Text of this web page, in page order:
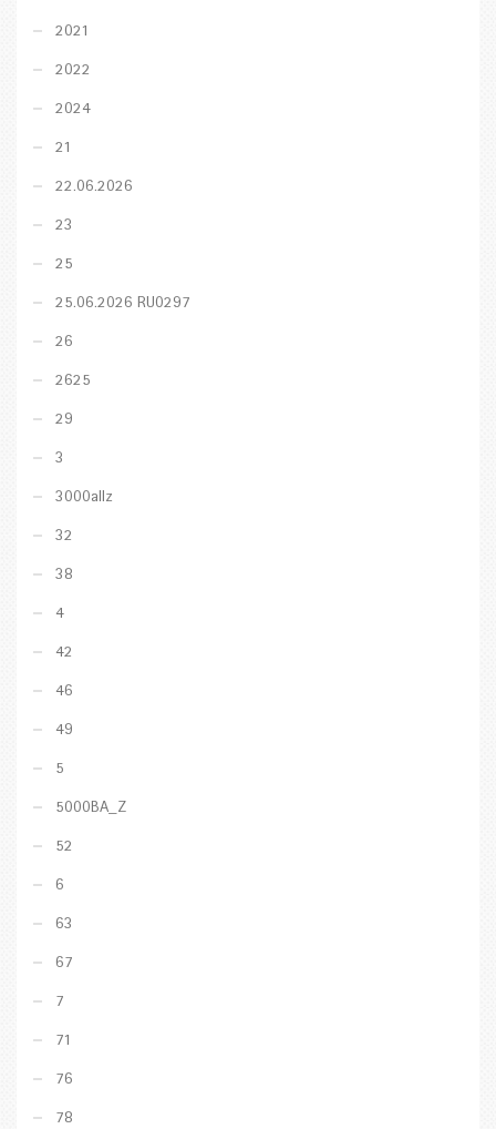
2021
2022
2024
21
22.06.2026
23
25
25.06.2026 RU0297
26
2625
29
3
3000allz
32
38
4
42
46
49
5
5000BA_Z
52
6
63
67
7
71
76
78